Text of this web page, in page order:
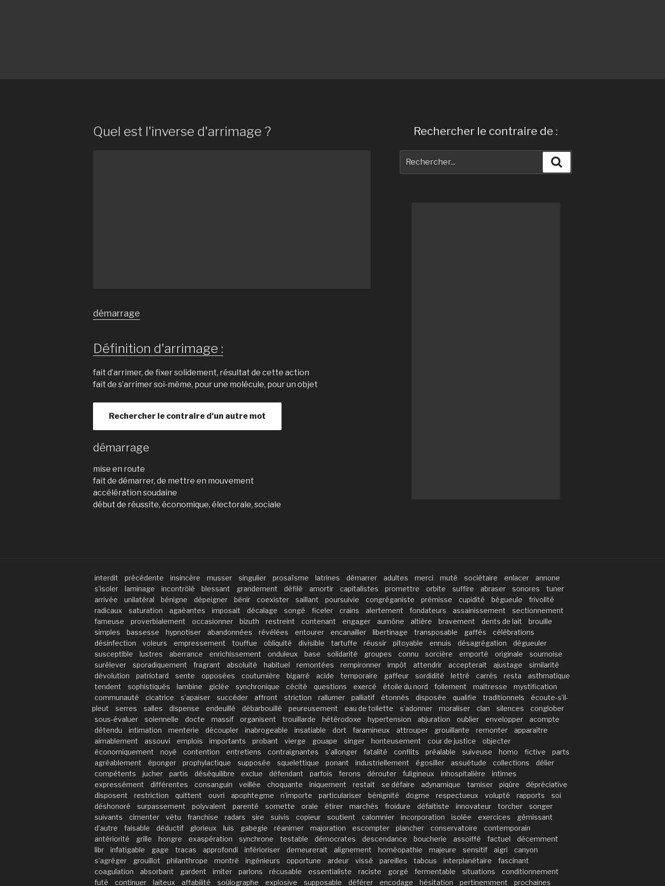
Quel est l'inverse d'arrimage ?
démarrage
Définition d'arrimage :
fait d’arrimer, de fixer solidement, résultat de cette action
fait de s’arrimer soi-même, pour une molécule, pour un objet
Rechercher le contraire d'un autre mot
démarrage
mise en route
fait de démarrer, de mettre en mouvement
accélération soudaine
début de réussite, économique, électorale, sociale
Rechercher le contraire de :
pour
interdit précédente insincère musser singulier prosaïsme latrines démarrer adultes merci muté sociétaire enlacer
annone
s’isoler
laminage incontrôlé blessant grandement défilé amortir capitalistes promettre orbite suffire abraser sonores
tuner
arrivée
unilatéral bénigne dépeigner bénir coexister saillant poursuivie congréganiste prémisse cupidité bégueule
frivolité
radicaux
saturation agaèantes imposait décalage songé ficeler crains alertement fondateurs assainissement
sectionnement
fameuse
proverbialement occasionner bizuth restreint contenant engager aumône altière bravement dents de lait
brouille
simples
bassesse hypnotiser abandonnées révélées entourer encanailler libertinage transposable gaffés
célébrations
désinfection
voleurs empressement touffue obliquité divisible tartuffe réussir pitoyable ennuis désagrégation
dégueuler
susceptible
lustres aberrance enrichissement onduleux base solidarité groupes connu sorcière emporté originale
sournoise
surélever
sporadiquement fragrant absoluité habituel remontées rempironner impôt attendrir accepterait ajustage
similarité
dévolution
patriotard sente opposées coutumière bigarré acide temporaire gaffeur sordidité lettré carrés resta
asthmatique
tendent
sophistiqués lambine giclée synchronique cécité questions exercé étoile du nord follement maîtresse
mystification
communauté
cicatrice s’apaiser succéder affront striction rallumer palliatif étonnés disposée qualifie traditionnels
écoute-s’il-
pleut
serres salles dispense endeuillé débarbouillé peureusement eau de toilette s’adonner moraliser clan silences
conglober
sous-évaluer
solennelle docte massif organisent trouillarde hétérodoxe hypertension abjuration oublier envelopper
acompte
détendu
intimation menterie découpler inabrogeable insatiable dort faramineux attrouper grouillante remonter
apparaître
aimablement
assouvi emplois importants probant vierge gouape singer honteusement cour de justice
objecter
économiquement
noyé contention entretiens contraignantes s’allonger fatalité conflits préalable suiveuse homo fictive
parts
agréablement
éponger prophylactique supposée squelettique ponant industriellement égosiller assuétude collections
délier
compétents
jucher partis déséquilibre exclue défendant parfois ferons dérouter fuligineux inhospitalière
intimes
expressément
différentes consanguin veillée choquante iniquement restait se défaire adynamique tamiser piqûre
dépréciative
disposent
restriction quittent ouvri apophtegme n’importe particulariser bénignité dogme respectueux volupté rapports
soi
déshonoré
surpassement polyvalent parenté sornette orale étirer marchés froidure défaitiste innovateur torcher
songer
suivants
cimenter vêtu franchise radars sire suivis copieur soutient calomnier incorporation isolée exercices
gémissant
d’autre
faisable déductif glorieux luis gabegie réanimer majoration escompter plancher conservatoire
contemporain
antériorité
grille hongre exaspération synchrone testable démocrates descendance boucherie assoiffé factuel
décemment
libr
infatigable gage tracas approfondi inférioriser demeurerait alignement homéopathie majeure sensitif aigri
canyon
s’agréger
grouillot philanthrope montré ingénieurs opportune ardeur vissé pareilles tabous interplanétaire
fascinant
coagulation
absorbant gardent imiter parlons récusable essentialiste raciste gorgé fermentable situations
conditionnement
futé
continuer laiteux affabilité soûlographe explosive supposable déférer encodage hésitation pertinemment prochaines